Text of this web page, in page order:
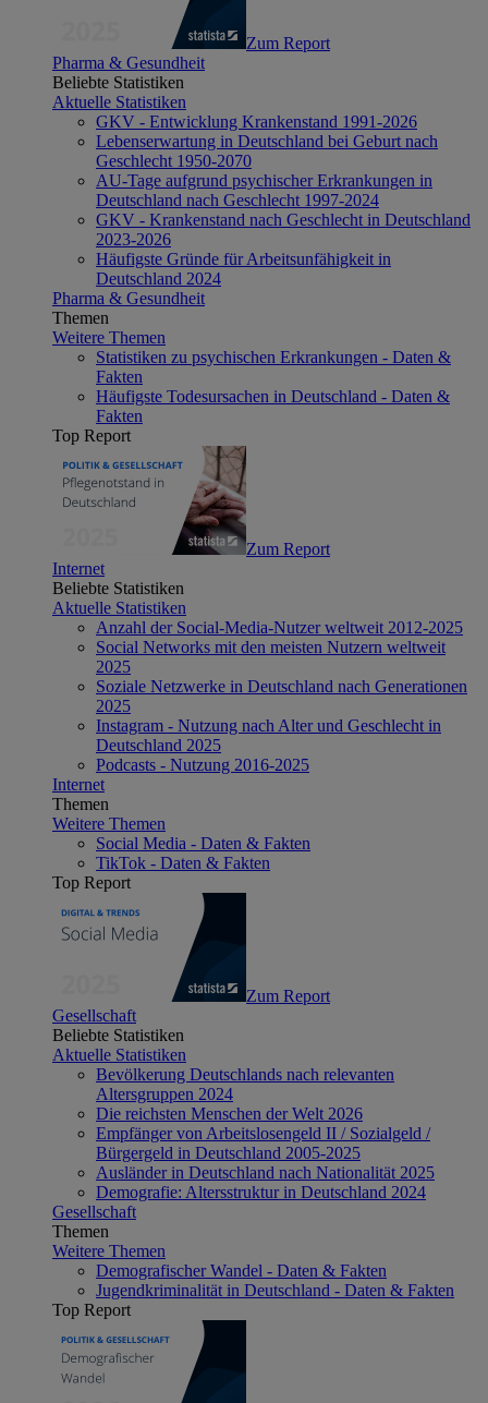
Zum Report
Pharma & Gesundheit
Beliebte Statistiken
Aktuelle Statistiken
GKV - Entwicklung Krankenstand 1991-2026
Lebenserwartung in Deutschland bei Geburt nach
Geschlecht 1950-2070
AU-Tage aufgrund psychischer Erkrankungen in
Deutschland nach Geschlecht 1997-2024
GKV - Krankenstand nach Geschlecht in Deutschland
2023-2026
Häufigste Gründe für Arbeitsunfähigkeit in
Deutschland 2024
Pharma & Gesundheit
Themen
Weitere Themen
Statistiken zu psychischen Erkrankungen - Daten &
Fakten
Häufigste Todesursachen in Deutschland - Daten &
Fakten
Top Report
Zum Report
Internet
Beliebte Statistiken
Aktuelle Statistiken
Anzahl der Social-Media-Nutzer weltweit 2012-2025
Social Networks mit den meisten Nutzern weltweit
2025
Soziale Netzwerke in Deutschland nach Generationen
2025
Instagram - Nutzung nach Alter und Geschlecht in
Deutschland 2025
Podcasts - Nutzung 2016-2025
Internet
Themen
Weitere Themen
Social Media - Daten & Fakten
TikTok - Daten & Fakten
Top Report
Zum Report
Gesellschaft
Beliebte Statistiken
Aktuelle Statistiken
Bevölkerung Deutschlands nach relevanten
Altersgruppen 2024
Die reichsten Menschen der Welt 2026
Empfänger von Arbeitslosengeld II / Sozialgeld /
Bürgergeld in Deutschland 2005-2025
Ausländer in Deutschland nach Nationalität 2025
Demografie: Altersstruktur in Deutschland 2024
Gesellschaft
Themen
Weitere Themen
Demografischer Wandel - Daten & Fakten
Jugendkriminalität in Deutschland - Daten & Fakten
Top Report